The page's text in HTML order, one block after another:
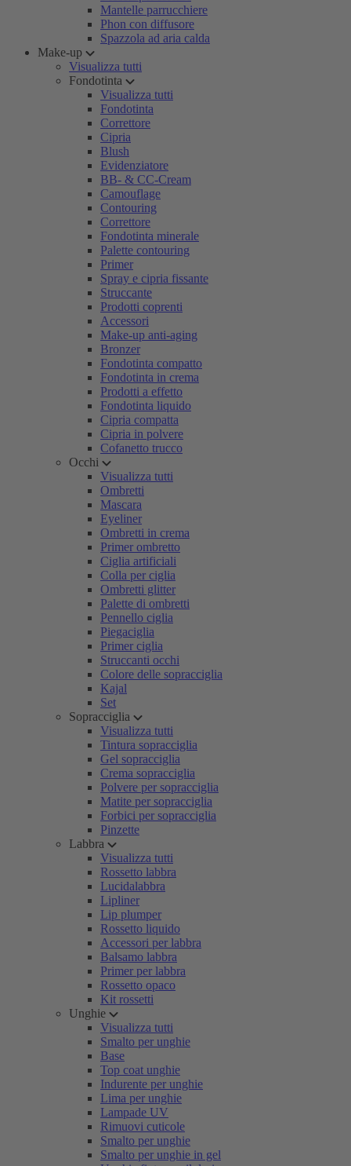
Mantelle parrucchiere
Phon con diffusore
Spazzola ad aria calda
Make-up
Visualizza tutti
Fondotinta
Visualizza tutti
Fondotinta
Correttore
Cipria
Blush
Evidenziatore
BB- & CC-Cream
Camouflage
Contouring
Correttore
Fondotinta minerale
Palette contouring
Primer
Spray e cipria fissante
Struccante
Prodotti coprenti
Accessori
Make-up anti-aging
Bronzer
Fondotinta compatto
Fondotinta in crema
Prodotti a effetto
Fondotinta liquido
Cipria compatta
Cipria in polvere
Cofanetto trucco
Occhi
Visualizza tutti
Ombretti
Mascara
Eyeliner
Ombretti in crema
Primer ombretto
Ciglia artificiali
Colla per ciglia
Ombretti glitter
Palette di ombretti
Pennello ciglia
Piegaciglia
Primer ciglia
Struccanti occhi
Colore delle sopracciglia
Kajal
Set
Sopracciglia
Visualizza tutti
Tintura sopracciglia
Gel sopracciglia
Crema sopracciglia
Polvere per sopracciglia
Matite per sopracciglia
Forbici per sopracciglia
Pinzette
Labbra
Visualizza tutti
Rossetto labbra
Lucidalabbra
Lipliner
Lip plumper
Rossetto liquido
Accessori per labbra
Balsamo labbra
Primer per labbra
Rossetto opaco
Kit rossetti
Unghie
Visualizza tutti
Smalto per unghie
Base
Top coat unghie
Indurente per unghie
Lima per unghie
Lampade UV
Rimuovi cuticole
Smalto per unghie
Smalto per unghie in gel